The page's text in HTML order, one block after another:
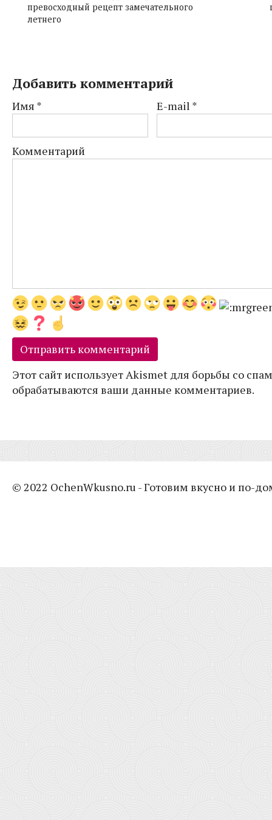
превосходный рецепт замечательного
летнего
Добавить комментарий
Имя * E-mail *
Комментарий
Этот сайт использует Akismet для борьбы со
обрабатываются ваши данные комментариев.
© 2022 OchenWkusno.ru - Готовим вкусно и по-